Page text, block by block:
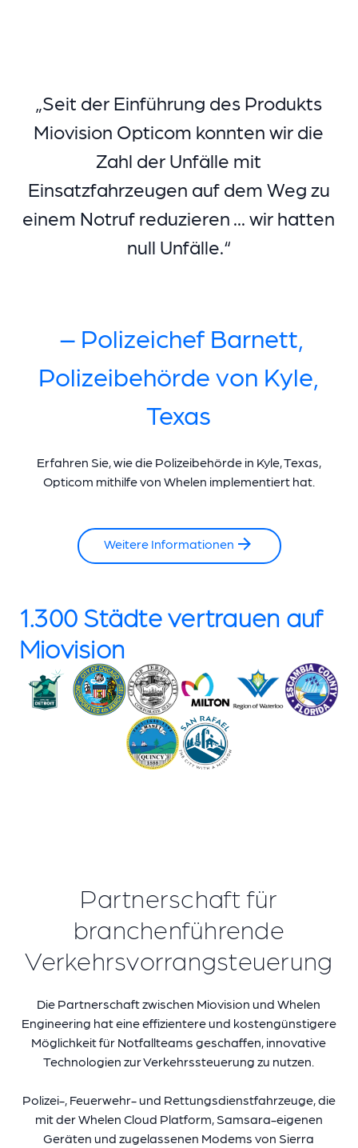
„Seit der Einführung des Produkts
Miovision Opticom konnten wir die
Zahl der Unfälle mit
Einsatzfahrzeugen auf dem Weg zu
einem Notruf reduzieren ... wir hatten
null Unfälle.“
– Polizeichef Barnett,
Polizeibehörde von Kyle,
Texas
Erfahren Sie, wie die Polizeibehörde in Kyle, Texas,
Opticom mithilfe von Whelen implementiert hat.
Weitere Informationen
1.300 Städte vertrauen auf
Miovision
Partnerschaft für
branchenführende
Verkehrsvorrangsteuerung
Die Partnerschaft zwischen Miovision undWhelen
Engineering hat eine effizientere und kostengünstigere
Möglichkeit für Notfallteams geschaffen, innovative
Technologien zur Verkehrssteuerung zu nutzen.
Polizei-, Feuerwehr- und Rettungsdienstfahrzeuge, die
mit der Whelen Cloud Platform, Samsara-eigenen
Geräten und zugelassenen Modems von Sierra